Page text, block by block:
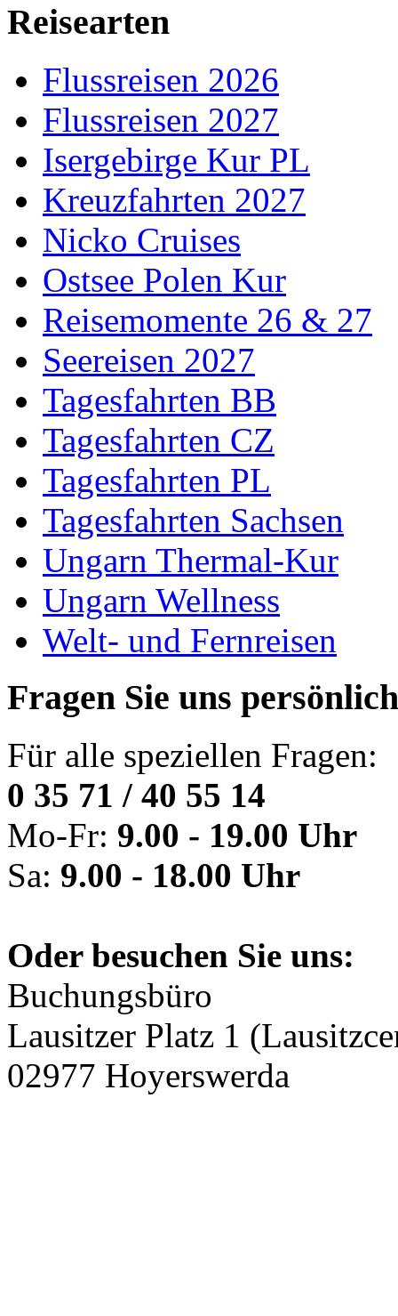
Reisearten
Flussreisen 2026
Flussreisen 2027
Isergebirge Kur PL
Kreuzfahrten 2027
Nicko Cruises
Ostsee Polen Kur
Reisemomente 26 & 27
Seereisen 2027
Tagesfahrten BB
Tagesfahrten CZ
Tagesfahrten PL
Tagesfahrten Sachsen
Ungarn Thermal-Kur
Ungarn Wellness
Welt- und Fernreisen
Fragen Sie uns persönlich
Für alle speziellen Fragen:
0 35 71 / 40 55 14
Mo-Fr: 9.00 - 19.00 Uhr
Sa: 9.00 - 18.00 Uhr
Oder besuchen Sie uns:
Buchungsbüro
Lausitzer Platz 1
02977 Hoyerswerda